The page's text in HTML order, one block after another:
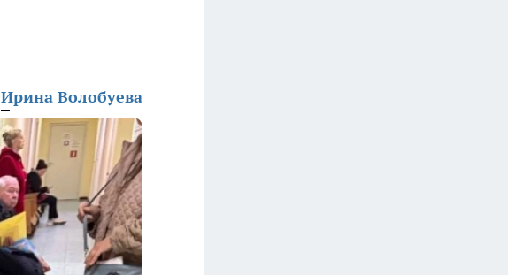
Ирина Волобуева